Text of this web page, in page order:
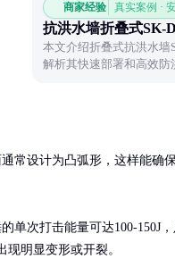
商家经验 真实案例 ·
抗洪水墙折叠式SK-
本文介绍折叠式抗洪水墙
解析其快速部署和高效
常设计为凸弧形，这样能确
单次打击能量可达100-150J
现明显变形或开裂。